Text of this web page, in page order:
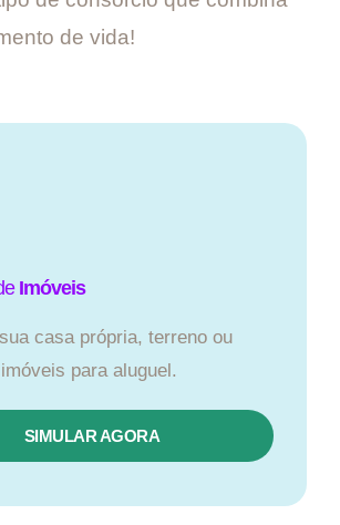
de vida!
Imóveis
casa própria, terreno ou
para aluguel.
SIMULAR AGORA​